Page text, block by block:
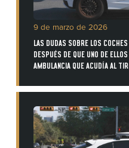
9 de marzo de 2026
LAS DUDAS SOBRE LOS
DESPUÉS DE QUE UNO DE
AMBULANCIA QUE ACUDÍA AL